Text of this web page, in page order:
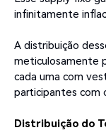
infinitamente
A distribuição
meticulosamente
cada uma com
participantes com
Distribuição do